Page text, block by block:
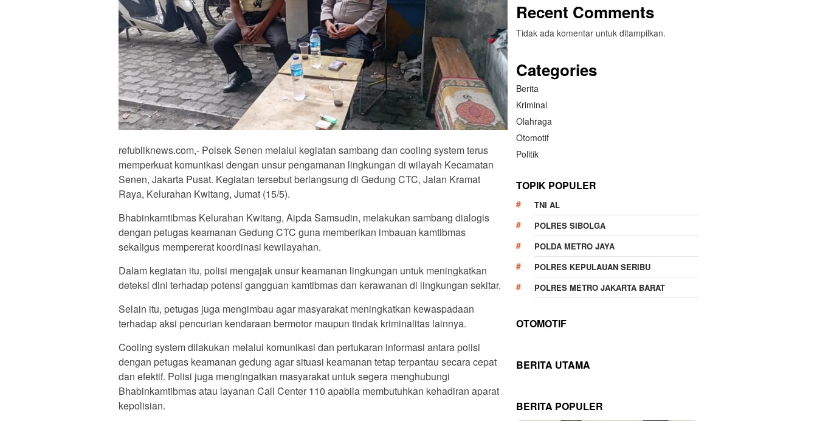
refubliknews.com,- Polsek Senen melalui kegiatan sambang dan cooling system terus
memperkuat komunikasi dengan unsur pengamanan lingkungan di wilayah Kecamatan
Senen, Jakarta Pusat. Kegiatan tersebut berlangsung di Gedung CTC, Jalan Kramat
Raya, Kelurahan Kwitang, Jumat (15/5).
Bhabinkamtibmas Kelurahan Kwitang, Aipda Samsudin, melakukan sambang dialogis
dengan petugas keamanan Gedung CTC guna memberikan imbauan kamtibmas
sekaligus mempererat koordinasi kewilayahan.
Dalam kegiatan itu, polisi mengajak unsur keamanan lingkungan untuk meningkatkan
deteksi dini terhadap potensi gangguan kamtibmas dan kerawanan di lingkungan sekitar.
Selain itu, petugas juga mengimbau agar masyarakat meningkatkan kewaspadaan
terhadap aksi pencurian kendaraan bermotor maupun tindak kriminalitas lainnya.
Cooling system dilakukan melalui komunikasi dan pertukaran informasi antara polisi
dengan petugas keamanan gedung agar situasi keamanan tetap terpantau secara cepat
dan efektif. Polisi juga mengingatkan masyarakat untuk segera menghubungi
Bhabinkamtibmas atau layanan Call Center 110 apabila membutuhkan kehadiran aparat
kepolisian.
Recent Comments
Tidak ada komentar untuk ditampilkan.
Categories
Berita
Kriminal
Olahraga
Otomotif
Politik
TOPIK POPULER
TNI AL
POLRES SIBOLGA
POLDA METRO JAYA
POLRES KEPULAUAN SERIBU
POLRES METRO JAKARTA BARAT
OTOMOTIF
BERITA UTAMA
BERITA POPULER